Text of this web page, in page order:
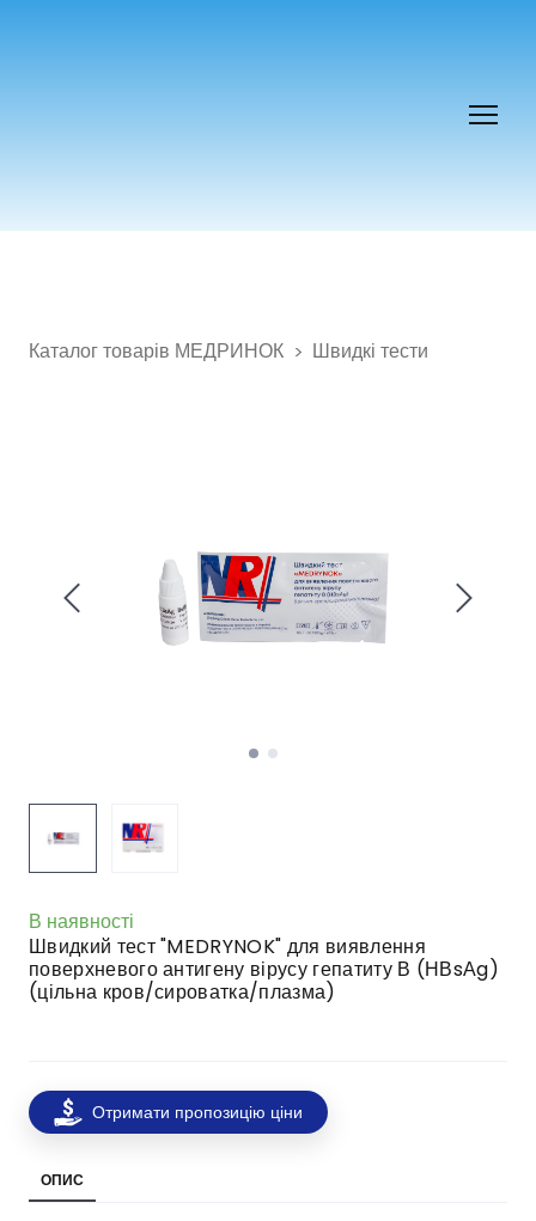
Каталог товарів МЕДРИНОК Швидкі тести
В наявності
Швидкий тест "MEDRYNOK" для виявлення
поверхневого антигену вірусу гепатиту В (НВsАg)
(цільна кров/сироватка/плазма)
Отримати пропозицію ціни
ОПИС